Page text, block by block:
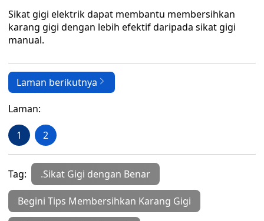
Sikat gigi elektrik dapat membantu membersihkan
karang gigi dengan lebih efektif daripada sikat gigi
manual.
Laman berikutnya
Laman:
1 2
Tag: .Sikat Gigi dengan Benar
Begini Tips Membersihkan Karang Gigi